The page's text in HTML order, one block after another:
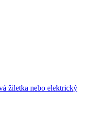
žiletka nebo elektrický